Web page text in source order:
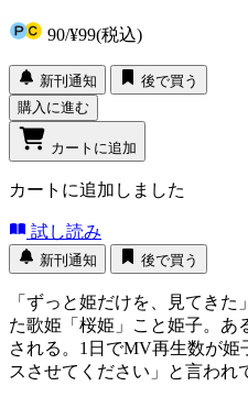
90/¥99(税込)
新刊通知
後で買う
購入に進む
カートに追加
カートに追加しました
試し読み
新刊通知 後で買う
「ずっと姫だけを、見てき
た歌姫「桜姫」こと姫子。あ
される。1日でMV再生数が
スさせてください」と言われ